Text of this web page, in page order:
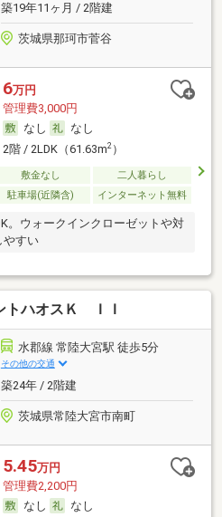
築19年11ヶ月 / 2階建
茨城県那珂市菅谷
6万円
管理費3,000円
なし
なし
2階 / 2LDK（61.63m2）
敷金なし
二人暮らし
駐車場(近隣含) インターネット無料
。ウォークインクローゼットや対
やすい
トハオスＫ ＩＩ
水郡線 常陸大宮駅 徒歩5分
その他の交通
築24年 / 2階建
茨城県常陸大宮市南町
5.45万円
管理費2,200円
なし
なし